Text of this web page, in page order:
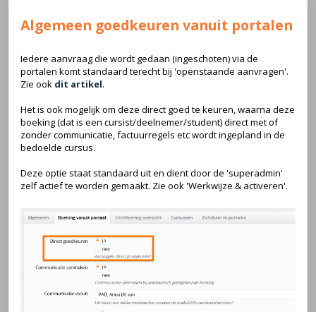
Algemeen goedkeuren vanuit portalen
Iedere aanvraag die wordt gedaan (ingeschoten) via de
portalen komt standaard terecht bij 'openstaande aanvragen'.
Zie ook dit artikel.
Het is ook mogelijk om deze direct goed te keuren, waarna deze
boeking (dat is een cursist/deelnemer/student) direct met of
zonder communicatie, factuurregels etc wordt ingepland in de
bedoelde cursus.
Deze optie staat standaard uit en dient door de 'superadmin'
zelf actief te worden gemaakt. Zie ook 'Werkwijze & activeren'.